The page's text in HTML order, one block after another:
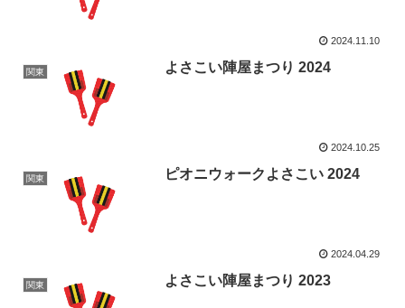
2024.11.10
関東 よさこい陣屋まつり 2024
2024.10.25
関東 ピオニウォークよさこい 2024
2024.04.29
関東 よさこい陣屋まつり 2023